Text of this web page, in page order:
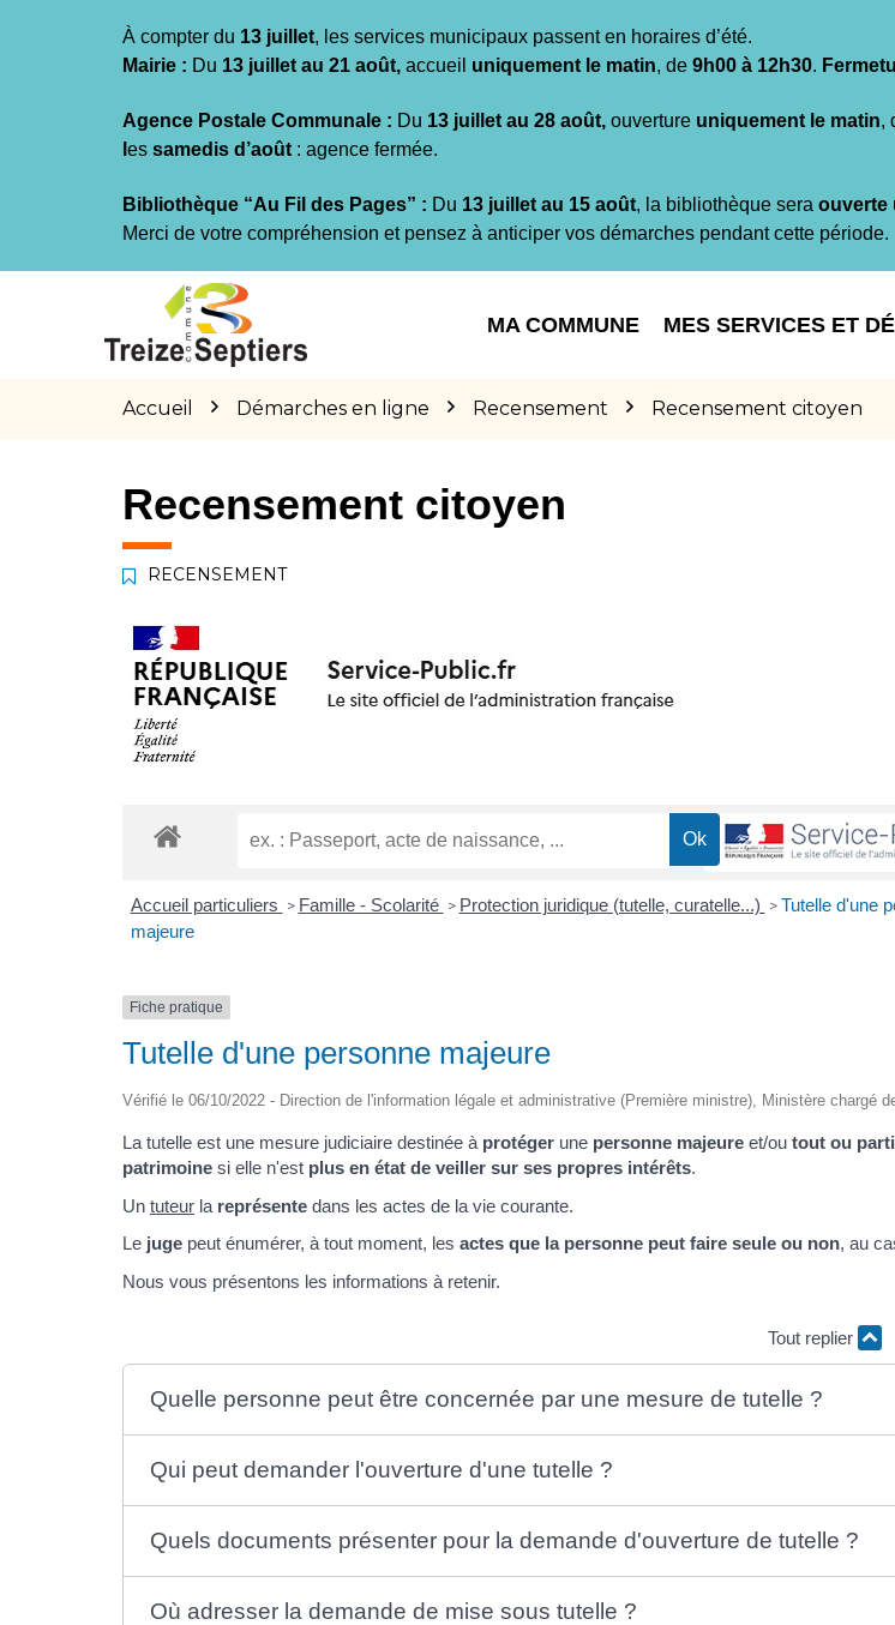
À compter du 13 juillet, les services municipaux passent en horaires d’été.
Mairie : Du 13 juillet au 21 août, accueil uniquement le matin, de 9h00 à 12h30.
Agence Postale Communale : Du 13 juillet au 28 août, ouverture uniquement le matin,
es samedis d’août : agence fermée.
Bibliothèque “Au Fil des Pages” : Du 13 juillet au 15 août, la bibliothèque sera ouverte
Merci de votre compréhension et pensez à anticiper vos démarches pendant cette période.
MA COMMUNE MES SERVICES ET
Accueil Démarches en ligne Recensement Recensement citoyen
Recensement citoyen
RECENSEMENT
Accueil particuliers > Famille - Scolarité > Protection juridique (tutelle, curatelle...) > Tutelle d'une
majeure
Fiche pratique
Tutelle d'une personne majeure
Vérifié le 06/10/2022 - Direction de l'information légale et administrative (Première ministre), Ministère chargé
La tutelle est une mesure judiciaire destinée à protéger une personne majeure et/ou tout ou
patrimoine si elle n'est plus en état de veiller sur ses propres intérêts.
Un tuteur la représente dans les actes de la vie courante.
Le juge peut énumérer, à tout moment, les actes que la personne peut faire seule ou non, au
Nous vous présentons les informations à retenir.
Tout replier
Quelle personne peut être concernée par une mesure de tutelle ?
Qui peut demander l'ouverture d'une tutelle ?
Quels documents présenter pour la demande d'ouverture de tutelle ?
Où adresser la demande de mise sous tutelle ?